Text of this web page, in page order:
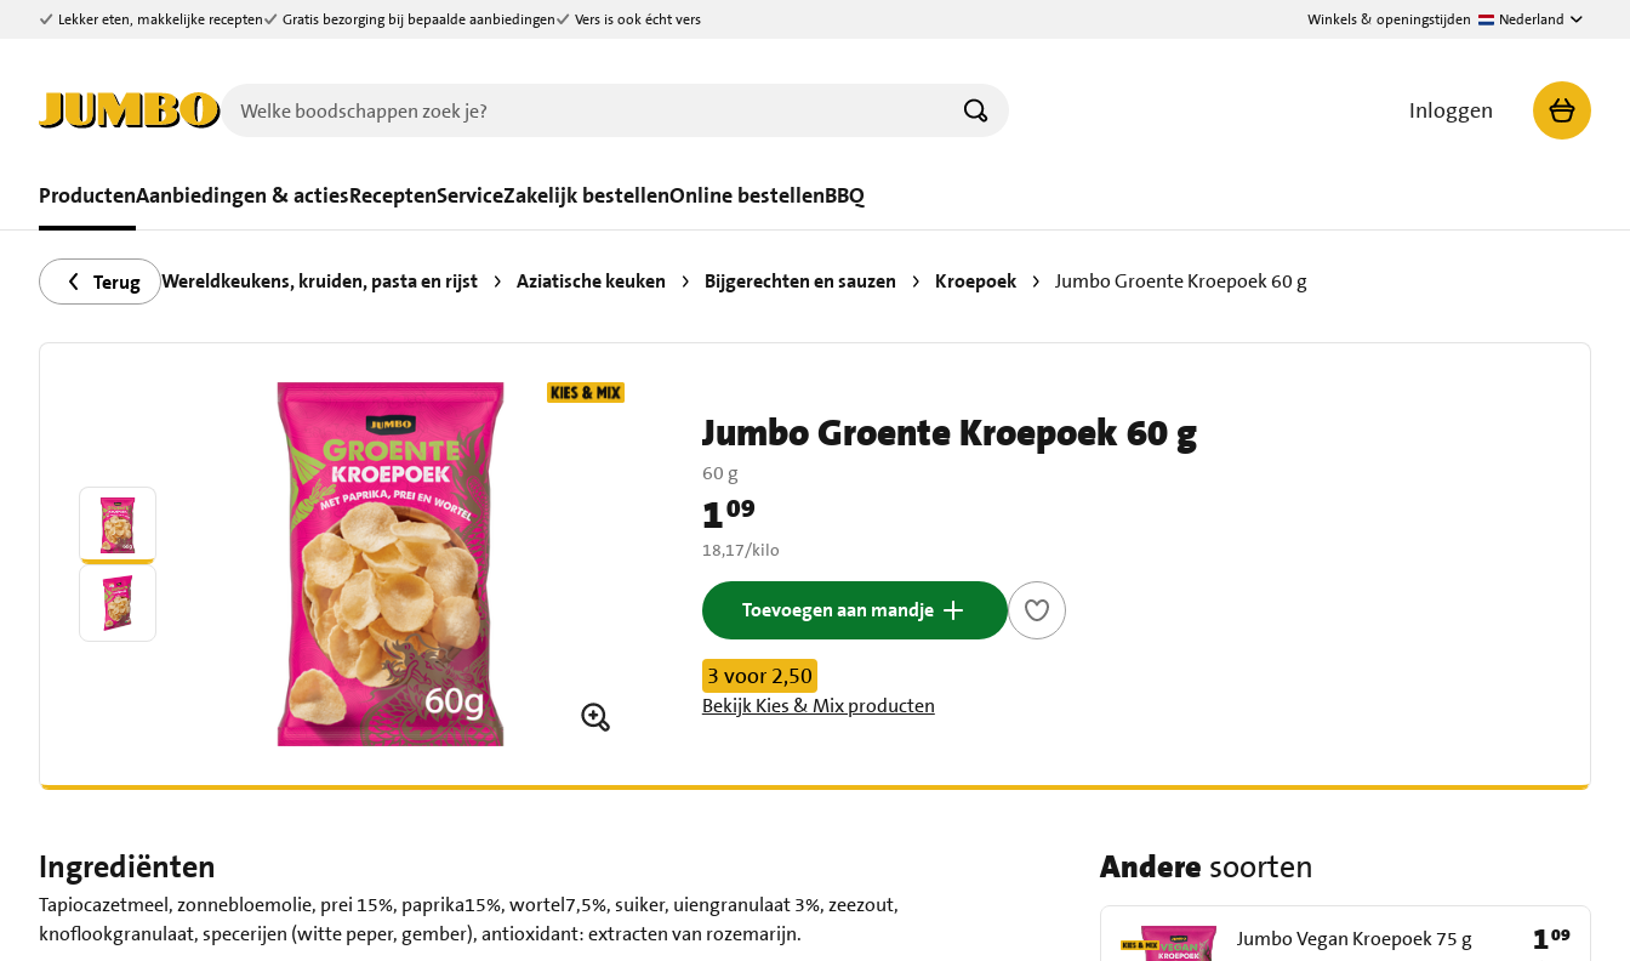
Ga naar zoeken
Ga naar hoofdinhoud
Lekker eten, makkelijke recepten Gratis bezorging bij bepaalde aanbiedingen Vers is ook écht vers Winkels & openingstijden Nederland
Inloggen
ProductenAanbiedingen & actiesReceptenServiceZakelijk bestellenOnline bestellenBBQ
Terug Wereldkeukens, kruiden, pasta en rijst Aziatische keuken Bijgerechten en sauzen Kroepoek Jumbo Groente Kroepoek 60 g
Jumbo Groente Kroepoek 60 g
60 g
Prijs: € 1,09
109
€ 18,17 per kilo
18,17/kilo
Toevoegen aan mandje
3 voor 2,50
Bekijk Kies & Mix producten
Ingrediënten
Tapiocazetmeel, zonnebloemolie, prei 15%, paprika15%, wortel7,5%, suiker, uiengranulaat 3%, zeezout,
knoflookgranulaat, specerijen (witte peper, gember), antioxidant: extracten van rozemarijn.
Andere soorten
Jumbo Vegan Kroepoek 75 g Prijs: € 1,09
109